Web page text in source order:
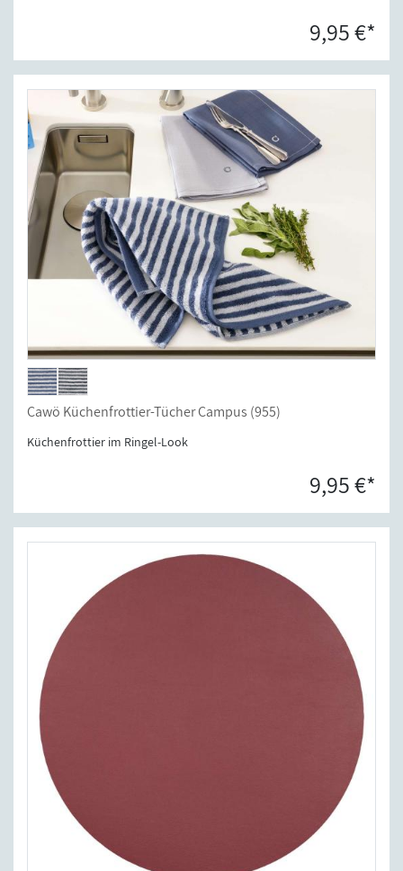
9,95 €*
Cawö Küchenfrottier-Tücher Campus (955)
Küchenfrottier im Ringel-Look
9,95 €*